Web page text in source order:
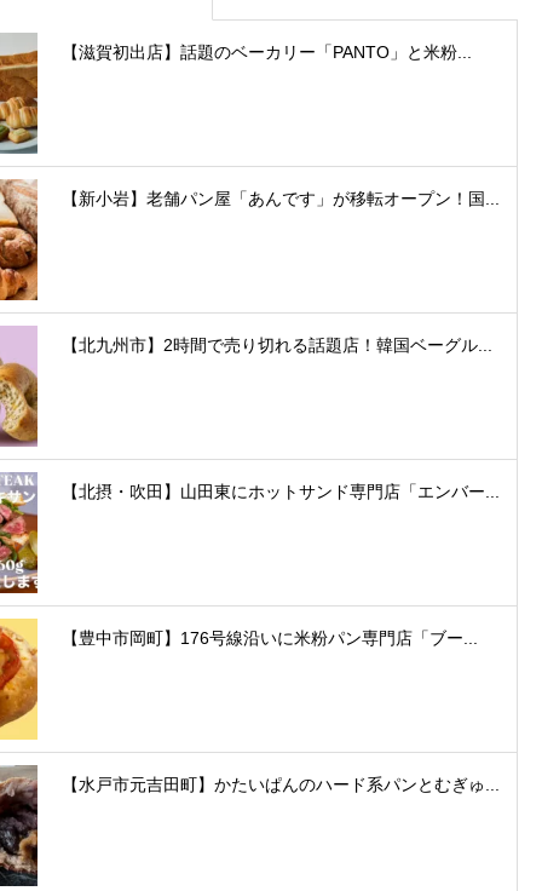
【滋賀初出店】話題のベーカリー「PANTO」と米粉...
【新小岩】老舗パン屋「あんです」が移転オープン！国...
【北九州市】2時間で売り切れる話題店！韓国ベーグル...
【北摂・吹田】山田東にホットサンド専門店「エンバー...
【豊中市岡町】176号線沿いに米粉パン専門店「ブー...
【水戸市元吉田町】かたいぱんのハード系パンとむぎゅ...